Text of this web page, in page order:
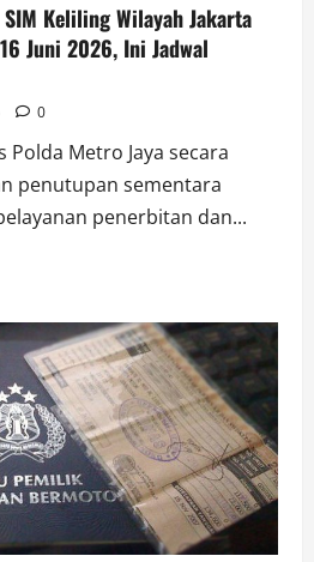
Keliling Wilayah Jakarta
Juni 2026, Ini Jadwal
0
Metro Jaya secara
penutupan sementara
penerbitan dan...